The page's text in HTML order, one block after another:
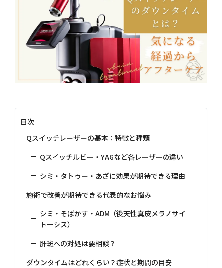
目次
Qスイッチレーザーの基本：特徴と種類
Qスイッチルビー・YAGなど各レーザーの違い
シミ・タトゥー・あざに効果が期待できる理由
施術で改善が期待できる代表的なお悩み
シミ・そばかす・ADM（後天性真皮メラノサイ
トーシス）
肝斑への対処は要相談？
ダウンタイムはどれくらい？症状と期間の目安